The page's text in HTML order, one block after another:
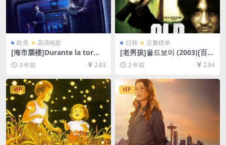
欧美 高清电影
[海市蜃楼]Durante la torme
nta (2018)[百度网盘+迅雷云
盘资源1080P超清未删减][MP
4/7GB][中文字幕]
3 年前 2.83
日韩 豆瓣榜单
[老男孩]올드보이 (2003)[百度
网盘+夸克网盘1080P超清未
删减资源][网盘在线播放/下
载][MP4/7.8GB][中文字幕]
2 年前 2.94
VIP VIP